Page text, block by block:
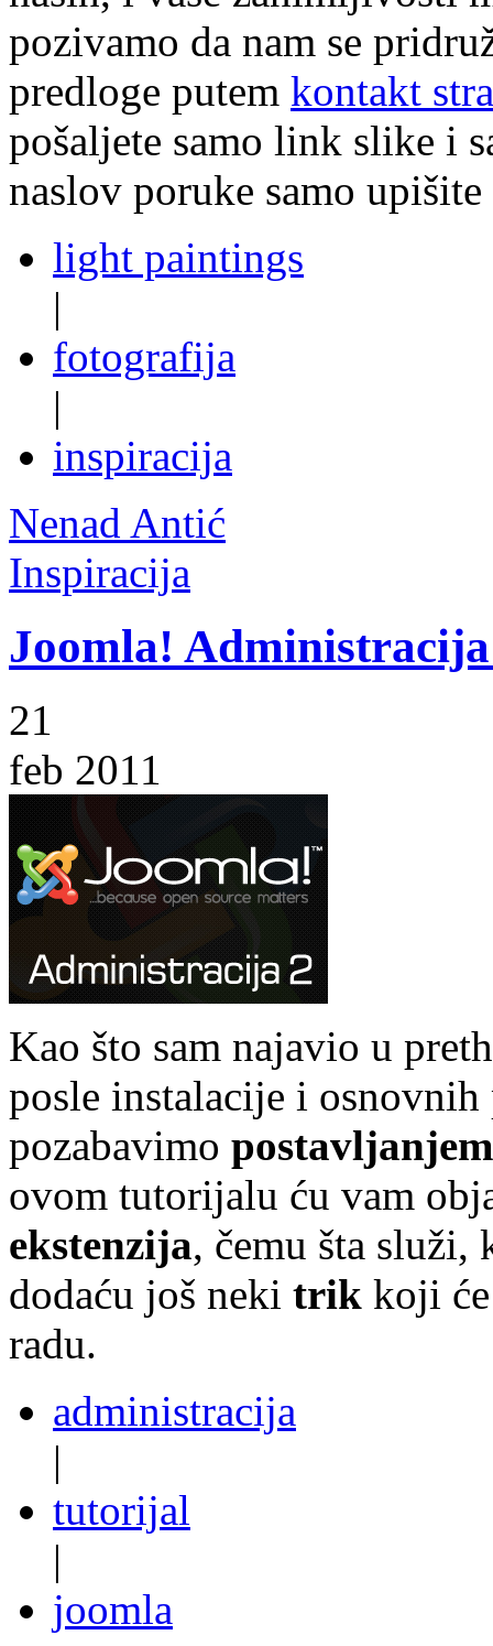
pozivamo da nam se
predloge putem kontakt
pošaljete samo link slike i
naslov poruke samo upišite
light paintings
|
fotografija
|
inspiracija
Nenad Antić
Inspiracija
Joomla!
21
feb 2011
Kao što sam najavio u
posle instalacije i osnovnih
pozabavimo
ovom tutorijalu ću vam
ekstenzija, čemu šta
dodaću još neki trik koji
radu.
administracija
|
tutorijal
|
joomla